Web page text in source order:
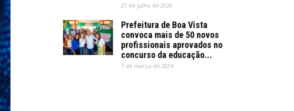
21 de julho de 2020
Prefeitura de Boa Vista
convoca mais de 50 novos
profissionais aprovados no
concurso da educação...
7 de março de 2024